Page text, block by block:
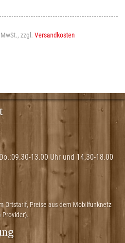
zzgl. Versandkosten
09.30-13.00 Uhr und 14.30-18.00
Ortstarif, Preise aus dem Mobilfunknetz